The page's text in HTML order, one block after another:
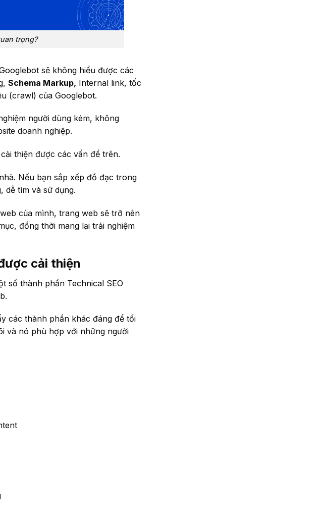
trọng?
sẽ không hiểu được các
Schema Markup, Internal link, tốc
(crawl) của Googlebot.
người dùng kém, không
doanh nghiệp.
thiện được các vấn đề trên.
Nếu bạn sắp xếp đồ đạc trong
dễ tìm và sử dụng.
của mình, trang web sẽ trở nên
đồng thời mang lại trải nghiệm
cải thiện
số thành phần Technical SEO
các thành phần khác đáng để tối
và nó phù hợp với những người